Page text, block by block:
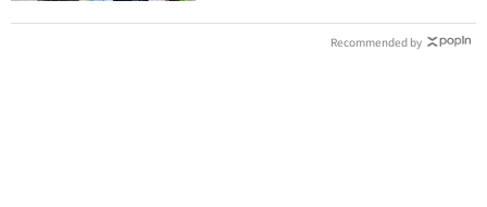
Recommended by